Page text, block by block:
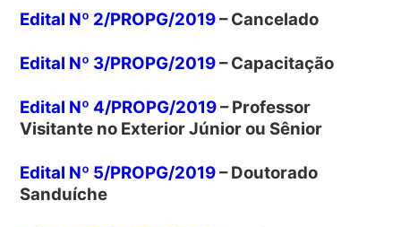
Edital Nº 2/PROPG/2019– Cancelado
Edital Nº 3/PROPG/2019– Capacitação
Edital Nº 4/PROPG/2019– Professor
Visitante no Exterior Júnior ou Sênior
Edital Nº 5/PROPG/2019– Doutorado
Sanduíche